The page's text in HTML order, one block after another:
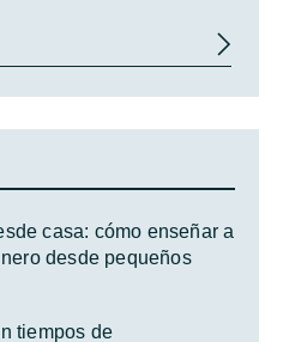
casa: cómo enseñar a
desde pequeños
tiempos de